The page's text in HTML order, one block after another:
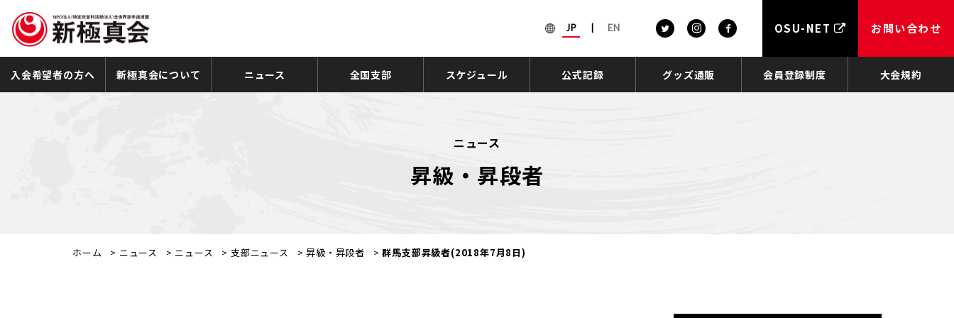
JP EN OSU-NET お問い合わせ
入会希望者の方へ 新極真会について ニュース 全国支部 スケジュール 公式記録 グッズ通販 会員登録制度 大会規約
ニュース
昇級・昇段者
ホーム > ニュース > ニュース > 支部ニュース >昇級・昇段者 >群馬支部昇級者(2018年7月8日)